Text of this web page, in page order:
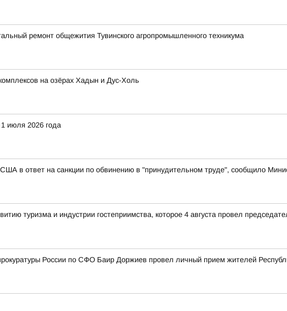
ремонт общежития Тувинского агропромышленного техникума
на озёрах Хадын и Дус-Холь
июля 2026 года
в ответ на санкции по обвинению в "принудительном труде", сообщило
туризма и индустрии гостеприимства, которое 4 августа провел
России по СФО Баир Доржиев провел личный прием жителей